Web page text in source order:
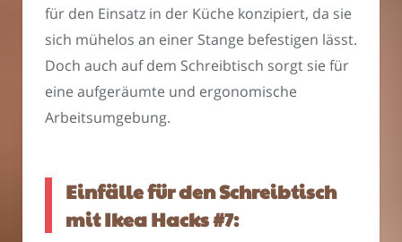
für den Einsatz in der Küche konzipiert, da sie
sich mühelos an einer Stange befestigen lässt.
Doch auch auf dem Schreibtisch sorgt sie für
eine aufgeräumte und ergonomische
Arbeitsumgebung.
Einfälle für den Schreibtisch
mit Ikea Hacks #7: